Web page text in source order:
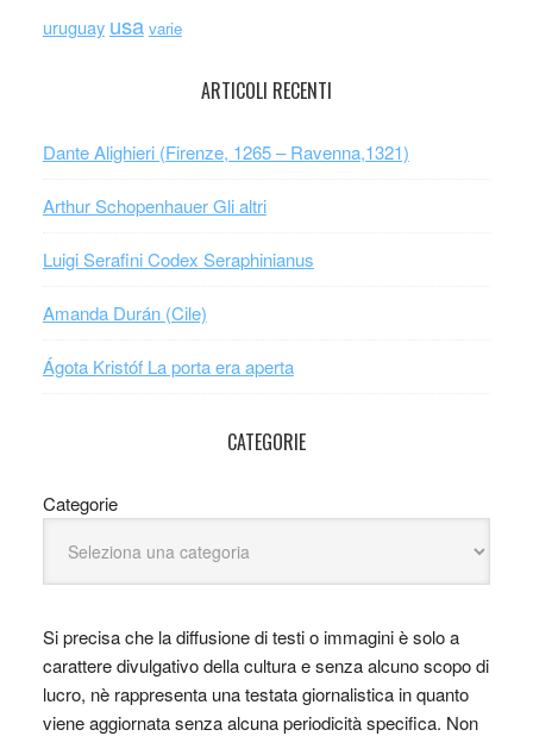
uruguay usa varie
ARTICOLI RECENTI
Dante Alighieri (Firenze, 1265 – Ravenna,1321)
Arthur Schopenhauer Gli altri
Luigi Serafini Codex Seraphinianus
Amanda Durán (Cile)
Ágota Kristóf La porta era aperta
CATEGORIE
Categorie
Si precisa che la diffusione di testi o immagini è solo a
carattere divulgativo della cultura e senza alcuno scopo di
lucro, nè rappresenta una testata giornalistica in quanto
viene aggiornata senza alcuna periodicità specifica. Non